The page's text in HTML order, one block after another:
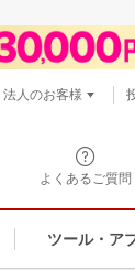
よくあるご質問
ツール・ア
法人のお客様